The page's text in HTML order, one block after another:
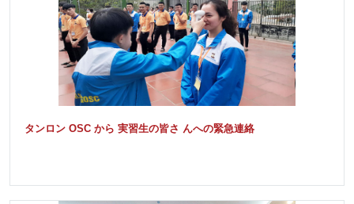
タンロン OSC から 実習生の皆さ んへの緊急連絡